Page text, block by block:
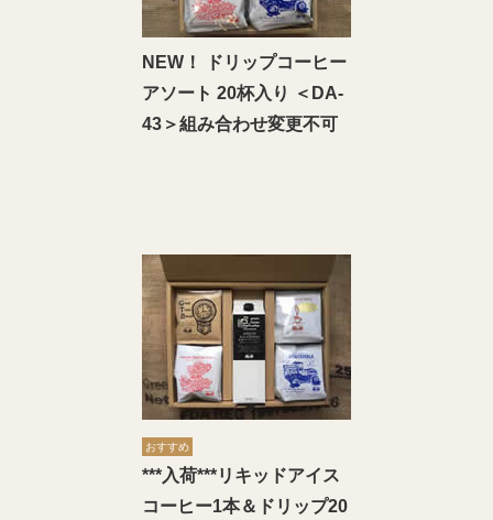
NEW！ ドリップコーヒー
アソート 20杯入り ＜DA‐
43＞組み合わせ変更不可
おすすめ
***入荷***リキッドアイス
コーヒー1本＆ドリップ20